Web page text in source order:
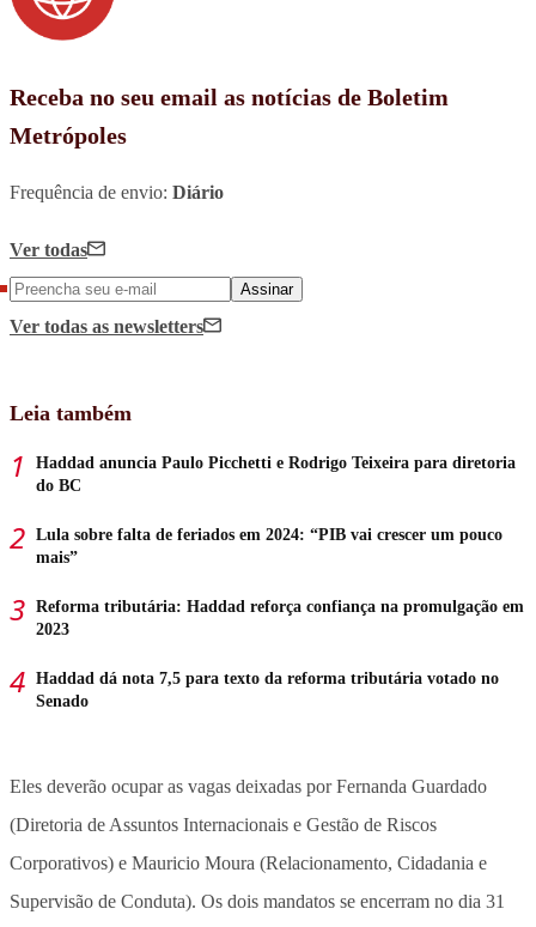
Receba no seu email as notícias de Boletim
Metrópoles
Frequência de envio: Diário
Ver todas
Assinar
Ver todas as newsletters
Leia também
Haddad anuncia Paulo Picchetti e Rodrigo Teixeira para diretoria
do BC
Lula sobre falta de feriados em 2024: “PIB vai crescer um pouco
mais”
Reforma tributária: Haddad reforça confiança na promulgação em
2023
Haddad dá nota 7,5 para texto da reforma tributária votado no
Senado
Eles deverão ocupar as vagas deixadas por Fernanda Guardado
(Diretoria de Assuntos Internacionais e Gestão de Riscos
Corporativos) e Mauricio Moura (Relacionamento, Cidadania e
Supervisão de Conduta). Os dois mandatos se encerram no dia 31